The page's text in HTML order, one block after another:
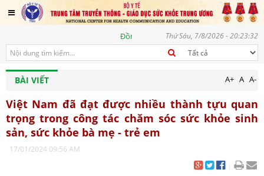
Đồng hành vì một Việt Nam khoẻ mạnh, góp phần thực
Thứ Sáu, 7/8/2026 - 20:23:33
BÀI VIẾT A+ A A-
Việt Nam đã đạt được nhiều thành tựu quan
trọng trong công tác chăm sóc sức khỏe sinh
sản, sức khỏe bà mẹ - trẻ em
17/01/2024 09:56 AM